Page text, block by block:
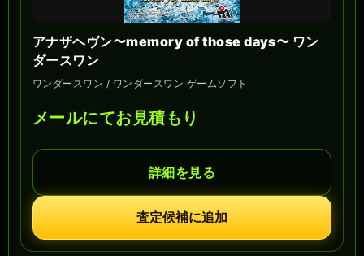
アナザヘヴン〜memory of those days〜 ワン
ダースワン
ワンダースワン / ワンダースワン ゲームソフト
メールにてお見積もり
詳細を見る
査定候補に追加